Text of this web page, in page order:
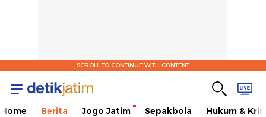
SCROLL TO CONTINUE WITH CONTENT
Home Berita Jogo Jatim Sepakbola Hukum &